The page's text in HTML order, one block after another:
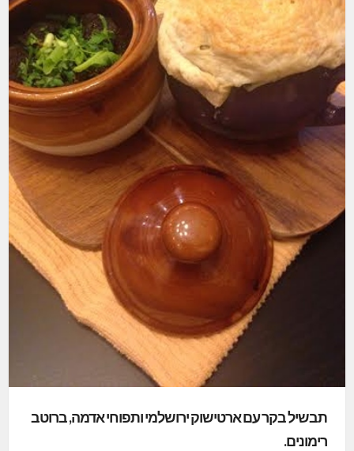
תבשיל בקר עם ארטישוק ירושלמי ותפוחי אדמה, ברוטב
רימונים.